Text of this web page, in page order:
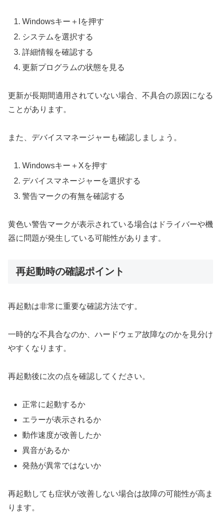
Windowsキー＋Iを押す
システムを選択する
詳細情報を確認する
更新プログラムの状態を見る
更新が長期間適用されていない場合、不具合の原因になる
ことがあります。
また、デバイスマネージャーも確認しましょう。
Windowsキー＋Xを押す
デバイスマネージャーを選択する
警告マークの有無を確認する
黄色い警告マークが表示されている場合はドライバーや機
器に問題が発生している可能性があります。
再起動時の確認ポイント
再起動は非常に重要な確認方法です。
一時的な不具合なのか、ハードウェア故障なのかを見分け
やすくなります。
再起動後に次の点を確認してください。
正常に起動するか
エラーが表示されるか
動作速度が改善したか
異音があるか
発熱が異常ではないか
再起動しても症状が改善しない場合は故障の可能性が高ま
ります。